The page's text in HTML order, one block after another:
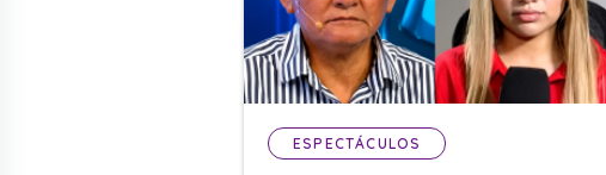
ESPECTÁCULOS